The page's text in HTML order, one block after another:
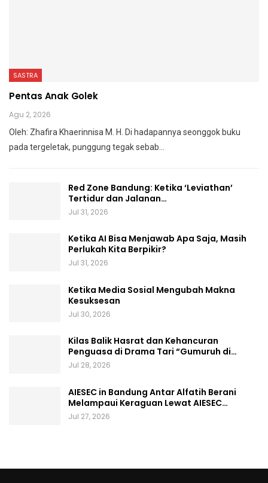
SASTRA
Pentas Anak Golek
Agu 2, 2026
Oleh: Zhafira Khaerinnisa M. H.
Di hadapannya seonggok buku
pada tergeletak, punggung tegaksebab
Red Zone Bandung: Ketika ‘Leviathan’
Tertidur dan Jalanan…
Jul 31, 2026
Ketika AI Bisa Menjawab Apa Saja, Masih
Perlukah Kita Berpikir?
Jul 31, 2026
Ketika Media Sosial Mengubah Makna
Kesuksesan
Jul 30, 2026
Kilas Balik Hasrat dan Kehancuran
Penguasa di Drama Tari “Gumuruh di…
Jul 28, 2026
AIESEC in Bandung Antar Alfatih Berani
Melampaui Keraguan Lewat AIESEC…
Jul 27, 2026